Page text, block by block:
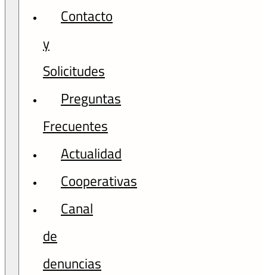
Contacto
y
Solicitudes
Preguntas
Frecuentes
Actualidad
Cooperativas
Canal
de
denuncias